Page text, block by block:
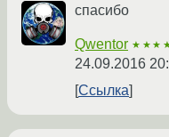
спасибо
Qwentor
24.09.2016
Ссылка